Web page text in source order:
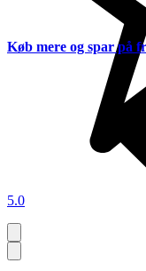
5.0
Køb mere og spar på